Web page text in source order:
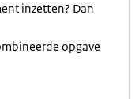
inzetten? Dan
opgave